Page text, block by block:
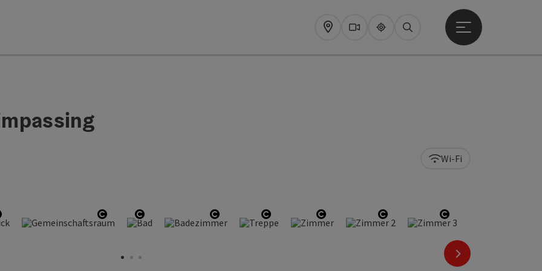
Map WebcamsUpperguide
Zoeken
Startmenu openen
Copyright Start Copyright
Start CopyrightStart CopyrightStart CopyrightStart CopyrightStart CopyrightStart Copyright
nächstes Element
Wi-Fi